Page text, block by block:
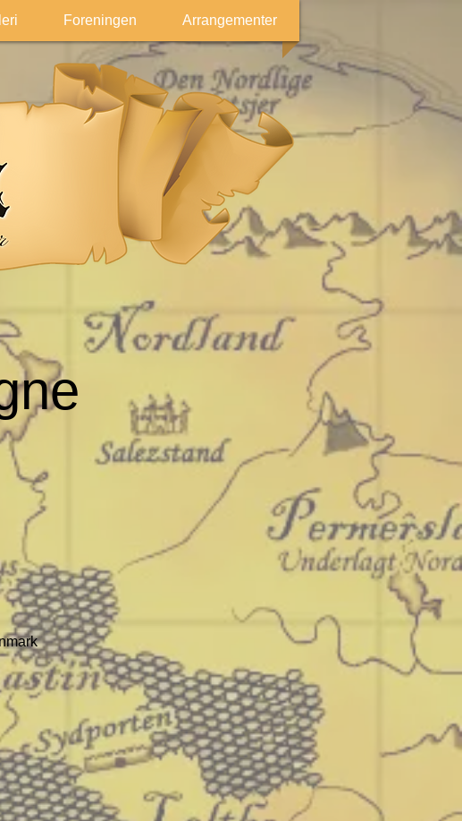
Foreningen Arrangementer